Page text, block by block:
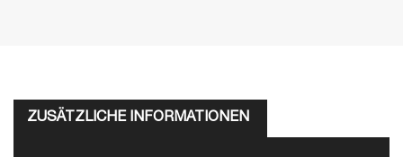
ZUSÄTZLICHE INFORMATIONEN